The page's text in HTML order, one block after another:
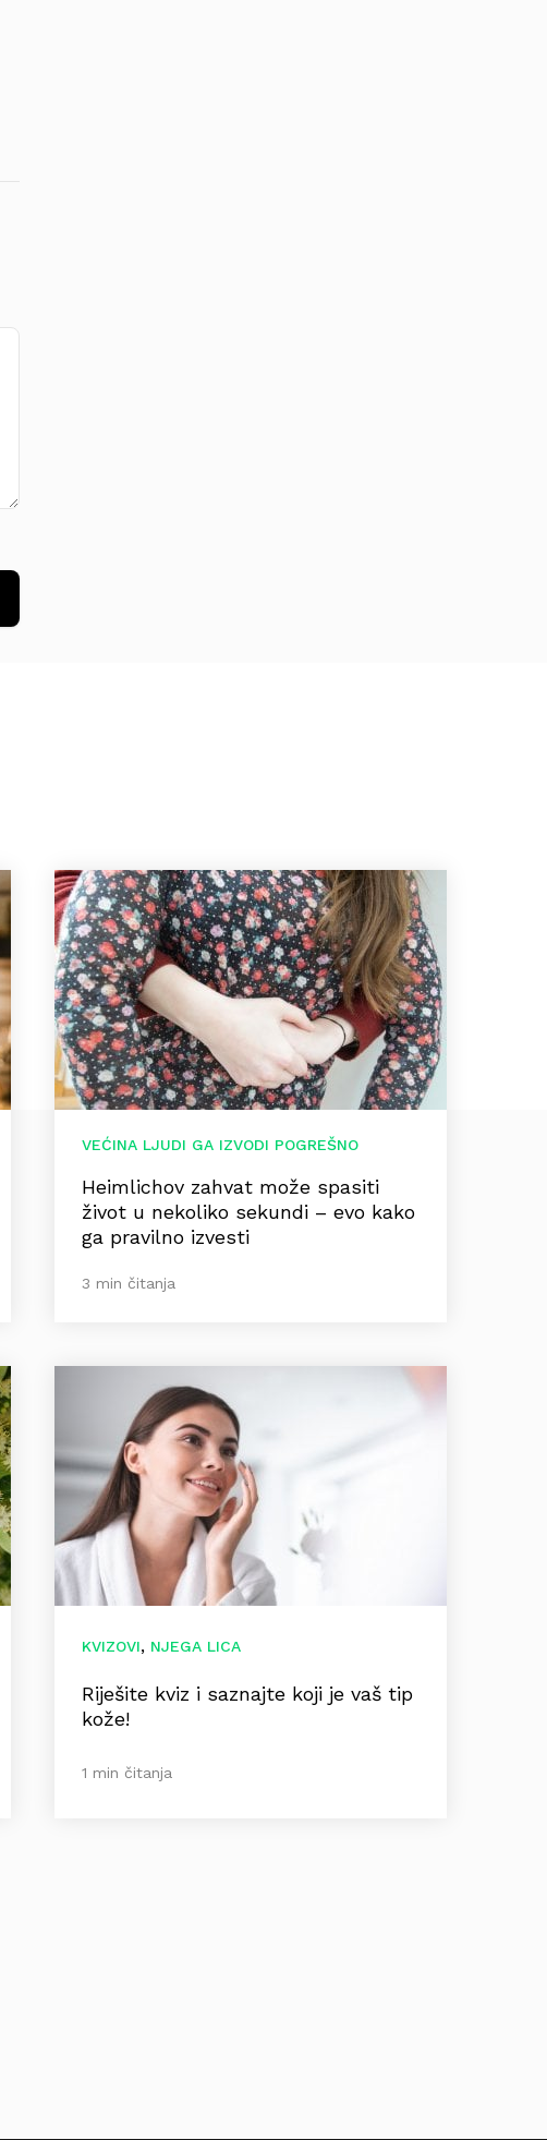
VEĆINA LJUDI GA IZVODI POGREŠNO
Heimlichov zahvat može spasiti
život u nekoliko sekundi – evo kako
ga pravilno izvesti
3 min čitanja
KVIZOVI, NJEGA LICA
Riješite kviz i saznajte koji je vaš tip
kože!
1 min čitanja